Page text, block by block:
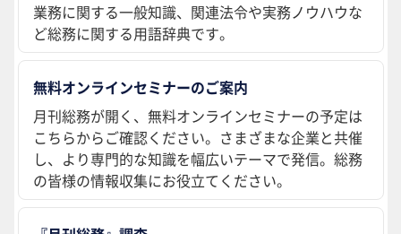
業務に関する一般知識、関連法令や実務ノウハウな
ど総務に関する用語辞典です。
無料オンラインセミナーのご案内
月刊総務が開く、無料オンラインセミナーの予定は
こちらからご確認ください。さまざまな企業と共催
し、より専門的な知識を幅広いテーマで発信。総務
の皆様の情報収集にお役立てください。